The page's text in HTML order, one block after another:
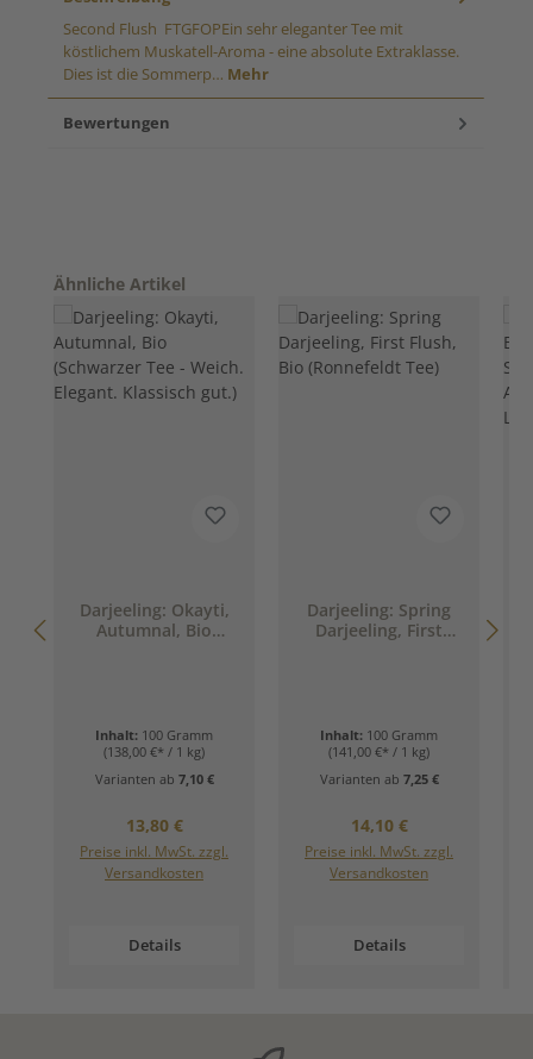
Second Flush FTGFOPEin sehr eleganter Tee mit
köstlichem Muskatell-Aroma - eine absolute Extraklasse.
Dies ist die Sommerp… Mehr
Bewertungen
Produktgalerie überspringen
Ähnliche Artikel
Darjeeling: Okayti,
Autumnal, Bio
Inhalt: 100 Gramm
(138,00 €* / 1 kg)
Varianten ab 7,10 €
Regulärer Preis:
13,80 €
Preise inkl. MwSt. zzgl.
Versandkosten
Details
Darjeeling: Spring
Darjeeling, First
Inhalt: 100 Gramm
(141,00 €* / 1 kg)
Varianten ab 7,25 €
Regulärer Preis:
14,10 €
Preise inkl. MwSt. zzgl.
Versandkosten
Details